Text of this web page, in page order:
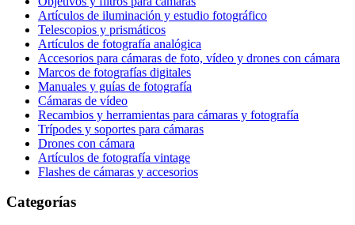
Artículos de iluminación y estudio fotográfico
Telescopios y prismáticos
Artículos de fotografía analógica
Accesorios para cámaras de foto, vídeo y drones con cámara
Marcos de fotografías digitales
Manuales y guías de fotografía
Cámaras de vídeo
Recambios y herramientas para cámaras y fotografía
Trípodes y soportes para cámaras
Drones con cámara
Artículos de fotografía vintage
Flashes de cámaras y accesorios
Categorías